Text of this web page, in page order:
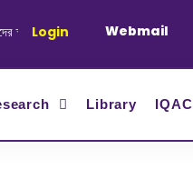
আলোচনা সভা ও দোয়া অনুষ্ঠান সংক্রান্ত
Login Webmail
Library IQAC